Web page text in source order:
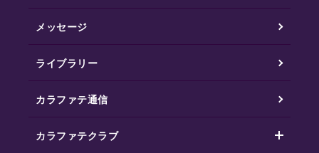
メッセージ
ライブラリー
カラファテ通信
カラファテクラブ